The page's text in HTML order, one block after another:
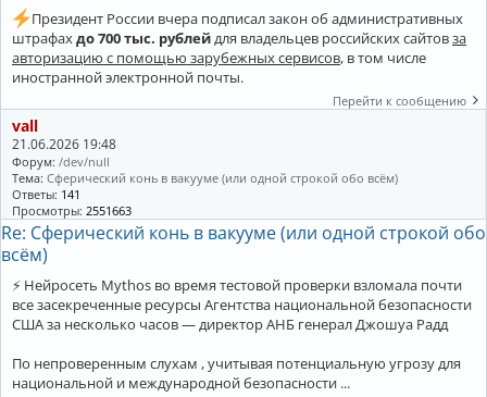
Президент России вчера подписал закон об административных
штрафахдо 700 тыс. рублейдля владельцев российских сайтовза
авторизацию с помощью зарубежных сервисов, в том числе
иностранной электронной почты.
Перейти к сообщению
vall
21.06.2026 19:48
Форум: /dev/null
Тема: Сферический конь в вакууме (или одной строкой обо всём)
Ответы: 141
Просмотры: 2551663
Re: Сферический конь в вакууме (или одной строкой обо
всём)
⚡️ Нейросеть Mythos во время тестовой проверки взломала почти
все засекреченные ресурсы Агентства национальной безопасности
США за несколько часов — директор АНБ генерал Джошуа Радд
По непроверенным слухам , учитывая потенциальную угрозу для
национальной и международной безопасности ...